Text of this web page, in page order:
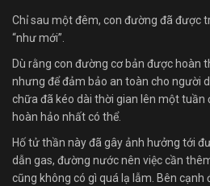
Chỉ sau một đêm, con đường đã được
“như mới”.
Dù rằng con đường cơ bản được hoàn
nhưng để đảm bảo an toàn cho người
chữa đã kéo dài thời gian lên một tuần
hoàn hảo nhất có thể.
Hố tử thần này đã gây ảnh hưởng tới
dẫn gas, đường nước nên việc cần
cũng không có gì quá lạ lẫm. Bên cạnh